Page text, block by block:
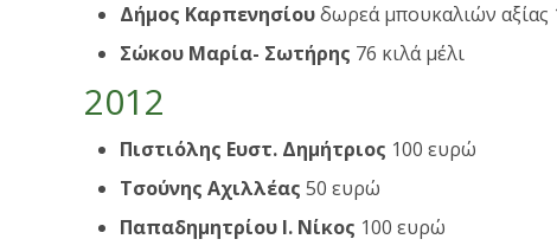
Δήμος Καρπενησίουδωρεά μπουκαλιών αξίας
Σώκου Μαρία- Σωτήρης 76 κιλά μέλι
2012
Πιστιόλης Ευστ. Δημήτριος 100 ευρώ
Τσούνης Αχιλλέας 50 ευρώ
Παπαδημητρίου Ι. Νίκος 100 ευρώ